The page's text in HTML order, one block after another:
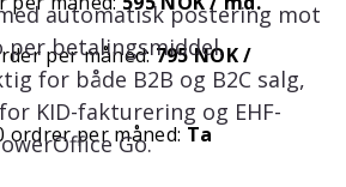
per måned:795 NOK /
ordrer per måned: Ta
automatisk postering mot
per betalingsmiddel.
for både B2B og B2C salg,
KID-fakturering og EHF-
Go.